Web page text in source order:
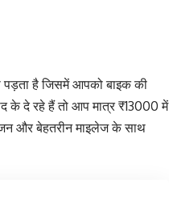
पड़ता है जिसमें आपको बाइक की
के दे रहे हैं तो आप मात्र ₹13000 में
और बेहतरीन माइलेज के साथ